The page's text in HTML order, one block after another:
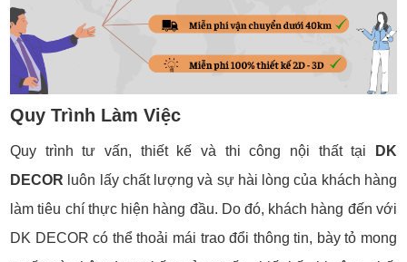
Quy Trình Làm Việc
Quy trình tư vấn, thiết kế và thi công nội thất tại
DK
DECOR luôn lấy chất lượng và sự hài lòng của khách hàng
làm tiêu chí thực hiện hàng đầu. Do đó, khách hàng đến với
DK DECOR có thể thoải mái trao đổi thông tin, bày tỏ mong